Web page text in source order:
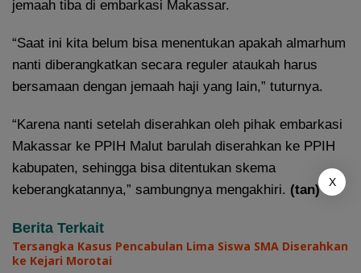
jemaah tiba di embarkasi Makassar.
“Saat ini kita belum bisa menentukan apakah almarhum
nanti diberangkatkan secara reguler ataukah harus
bersamaan dengan jemaah haji yang lain,” tuturnya.
“Karena nanti setelah diserahkan oleh pihak embarkasi
Makassar ke PPIH Malut barulah diserahkan ke PPIH
kabupaten, sehingga bisa ditentukan skema
keberangkatannya,” sambungnya mengakhiri. (tan)
Berita Terkait
Tersangka Kasus Pencabulan Lima Siswa SMA Diserahkan
ke Kejari Morotai
X